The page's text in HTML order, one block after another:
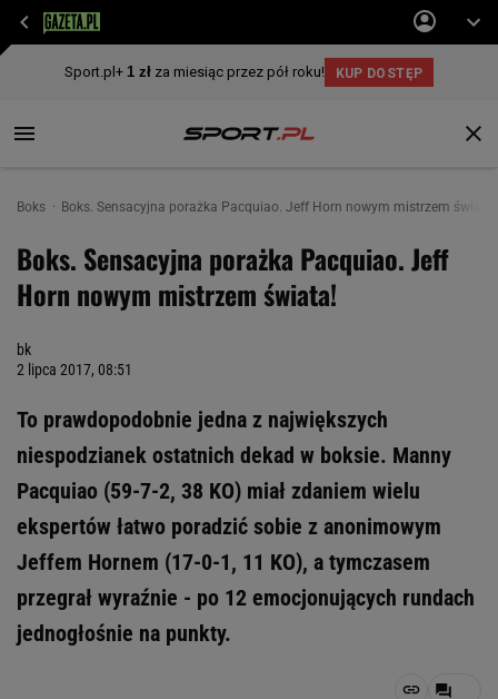
Boks Boks. Sensacyjna porażka Pacquiao. Jeff Horn nowym mistrzem świata!
Boks. Sensacyjna porażka Pacquiao. Jeff
Horn nowym mistrzem świata!
bk
2 lipca 2017, 08:51
To prawdopodobnie jedna z największych
niespodzianek ostatnich dekad w boksie. Manny
Pacquiao (59-7-2, 38 KO) miał zdaniem wielu
ekspertów łatwo poradzić sobie z anonimowym
Jeffem Hornem (17-0-1, 11 KO), a tymczasem
przegrał wyraźnie - po 12 emocjonujących rundach
jednogłośnie na punkty.